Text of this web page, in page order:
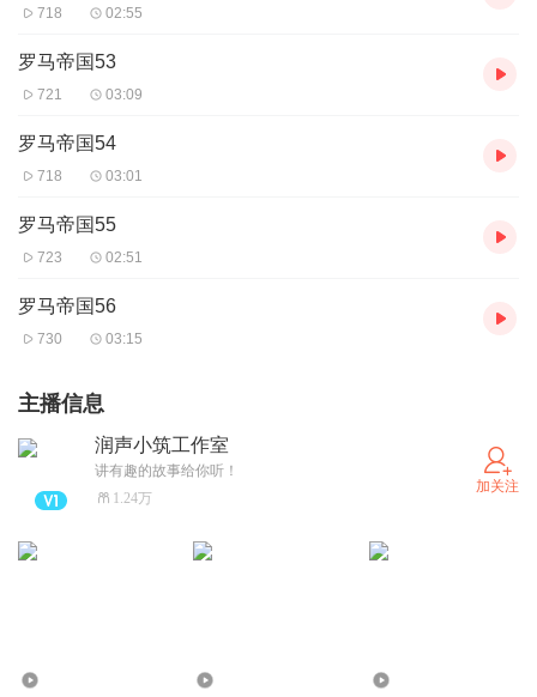
718 02:55
罗马帝国53
721 03:09
罗马帝国54
718 03:01
罗马帝国55
723 02:51
罗马帝国56
730 03:15
主播信息
润声小筑工作室
讲有趣的故事给你听！
1.24万
加关注